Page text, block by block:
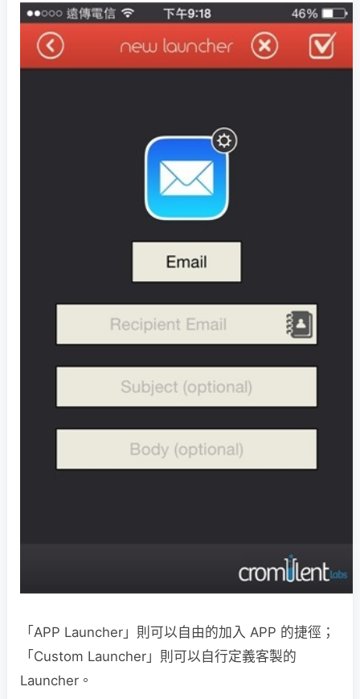
「APP Launcher」則可以自由的加入 APP 的捷徑；
「Custom Launcher」則可以自行定義客製的
Launcher。